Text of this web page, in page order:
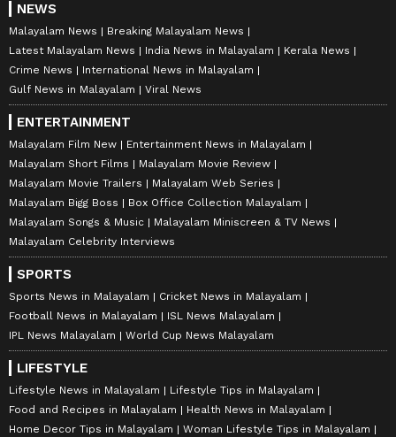
NEWS
Malayalam News
Breaking Malayalam News
Latest Malayalam News
India News in Malayalam
Kerala News
Crime News
International News in Malayalam
Gulf News in Malayalam
Viral News
ENTERTAINMENT
Malayalam Film New
Entertainment News in Malayalam
Malayalam Short Films
Malayalam Movie Review
Malayalam Movie Trailers
Malayalam Web Series
Malayalam Bigg Boss
Box Office Collection Malayalam
Malayalam Songs & Music
Malayalam Miniscreen & TV News
Malayalam Celebrity Interviews
SPORTS
Sports News in Malayalam
Cricket News in Malayalam
Football News in Malayalam
ISL News Malayalam
IPL News Malayalam
World Cup News Malayalam
LIFESTYLE
Lifestyle News in Malayalam
Lifestyle Tips in Malayalam
Food and Recipes in Malayalam
Health News in Malayalam
Home Decor Tips in Malayalam
Woman Lifestyle Tips in Malayalam